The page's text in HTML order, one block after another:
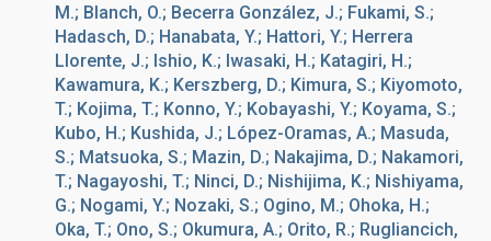
M.; Blanch, O.; Becerra González, J.; Fukami, S.;
Hadasch, D.; Hanabata, Y.; Hattori, Y.; Herrera
Llorente, J.; Ishio, K.; Iwasaki, H.; Katagiri, H.;
Kawamura, K.; Kerszberg, D.; Kimura, S.; Kiyomoto,
T.; Kojima, T.; Konno, Y.; Kobayashi, Y.; Koyama, S.;
Kubo, H.; Kushida, J.; López-Oramas, A.; Masuda,
S.; Matsuoka, S.; Mazin, D.; Nakajima, D.; Nakamori,
T.; Nagayoshi, T.; Ninci, D.; Nishijima, K.; Nishiyama,
G.; Nogami, Y.; Nozaki, S.; Ogino, M.; Ohoka, H.;
Oka, T.; Ono, S.; Okumura, A.; Orito, R.; Rugliancich,